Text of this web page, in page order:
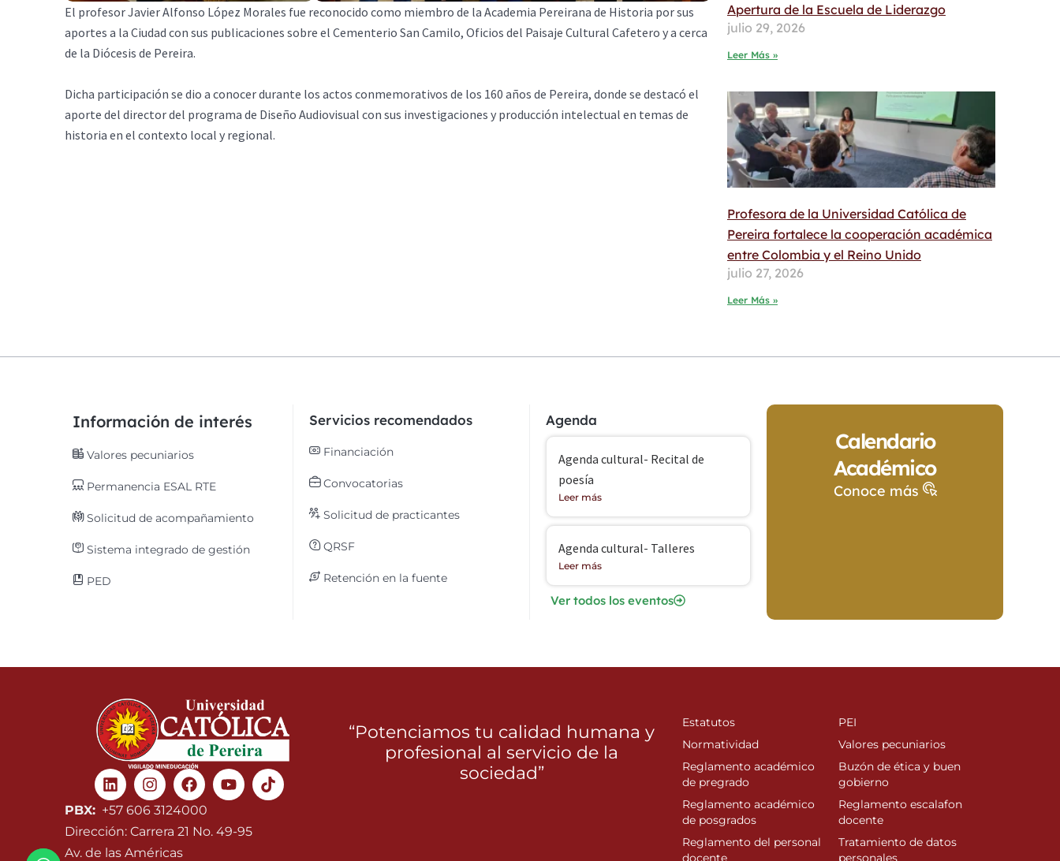
El profesor Javier Alfonso López Morales fue reconocido como miembro de la Academia Pereirana de Historia por sus
aportes a la Ciudad con sus publicaciones sobre el Cementerio San Camilo, Oficios del Paisaje Cultural Cafetero y a cerca
de la Diócesis de Pereira.
Dicha participación se dio a conocer durante los actos conmemorativos de los 160 años de Pereira, donde se destacó el
aporte del director del programa de Diseño Audiovisual con sus investigaciones y producción intelectual en temas de
historia en el contexto local y regional.
Apertura de la Escuela de Liderazgo
julio 29, 2026
Leer Más »
Profesora de la Universidad Católica de
Pereira fortalece la cooperación académica
entre Colombia y el Reino Unido
julio 27, 2026
Leer Más »
Información de interés
Valores pecuniarios
Permanencia ESAL RTE
Solicitud de acompañamiento
Sistema integrado de gestión
PED
Servicios recomendados
Financiación
Convocatorias
Solicitud de practicantes
QRSF
Retención en la fuente
Agenda
Agenda cultural- Recital de
poesía
Leer más
Agenda cultural- Talleres
Leer más
Ver todos los eventos
Calendario
Académico
Conoce más
LinkedinInstagram
Facebook
Youtube
PBX: +57 606 3124000
Dirección: Carrera 21 No. 49-95
Av. de las Américas
“Potenciamos tu calidad humana y
profesional al servicio de la
sociedad”
Estatutos
Normatividad
Reglamento académico
de pregrado
Reglamento académico
de posgrados
Reglamento del personal
docente
PEI
Valores pecuniarios
Buzón de ética y buen
gobierno
Reglamento escalafon
docente
Tratamiento de datos
personales